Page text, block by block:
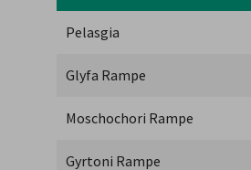
Pelasgia
Glyfa Rampe
Moschochori Rampe
Gyrtoni Rampe